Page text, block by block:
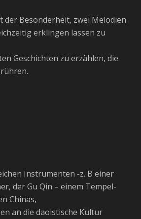
der Besonderheit, zwei Melodien
erklingen lassen zu
Geschichten zu erzählen, die
Instrumenten -z. B einer
der Gu Qin – einem Tempel-
Chinas,
an die daoistische Kultur